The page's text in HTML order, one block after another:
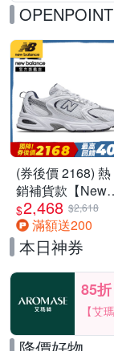
(券後價 2168) 熱
銷補貨款【New
Balance】復古運
動鞋_中性_白銀
_MR530SG-D楦
$2,468 $2,618
滿額送200
本日神券
85折
【艾
享85